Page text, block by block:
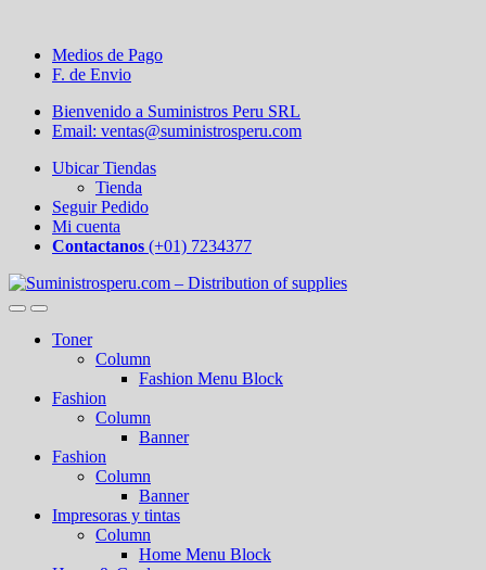
Medios de Pago
F. de Envio
Bienvenido a Suministros Peru SRL
Email: ventas@suministrosperu.com
Ubicar Tiendas
Tienda
Seguir Pedido
Mi cuenta
Contactanos (+01) 7234377
Toner
Column
Fashion Menu Block
Fashion
Column
Banner
Fashion
Column
Banner
Impresoras y tintas
Column
Home Menu Block